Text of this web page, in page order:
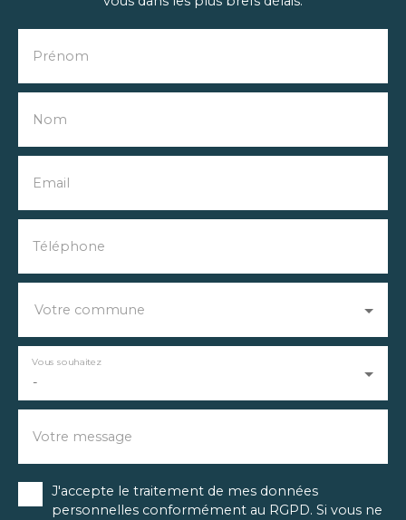
Prénom
Nom
Email
Téléphone
Votre commune
-
Vous souhaitez
Votre message
J'accepte le traitement de mes données
personnelles conformément au RGPD. Si vous ne